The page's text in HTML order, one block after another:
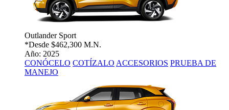
Outlander Sport
*Desde $462,300 M.N.
Año: 2025
CONÓCELO COTÍZALO ACCESORIOS PRUEBA DE
MANEJO